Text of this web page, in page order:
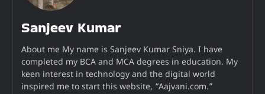
Sanjeev Kumar
About me My name is Sanjeev Kumar Sniya. I have
completed my BCA and MCA degrees in education. My
keen interest in technology and the digital world
inspired me to start this website, “Aajvani.com.”